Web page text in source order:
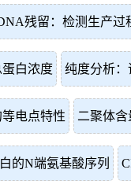
残留：检测生产
白浓度 纯度分析
电点特性 二聚体
的N端氨基酸序列